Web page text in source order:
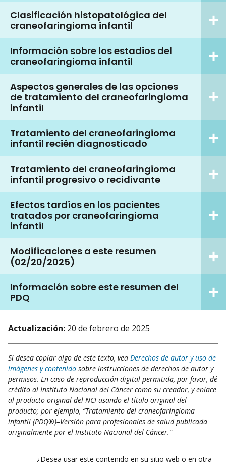
Clasificación histopatológica del
craneofaringioma infantil
Información sobre los estadios del
craneofaringioma infantil
Aspectos generales de las opciones
de tratamiento del craneofaringioma
infantil
Tratamiento del craneofaringioma
infantil recién diagnosticado
Tratamiento del craneofaringioma
infantil progresivo o recidivante
Efectos tardíos en los pacientes
tratados por craneofaringioma
infantil
Modificaciones a este resumen
(02/20/2025)
Información sobre este resumen del
PDQ
Actualización: 20 de febrero de 2025
Si desea copiar algo de este texto, vea Derechos de autor y uso de
imágenes y contenido sobre instrucciones de derechos de autor y
permisos. En caso de reproducción digital permitida, por favor, dé
crédito al Instituto Nacional del Cáncer como su creador, y enlace
al producto original del NCI usando el título original del
producto; por ejemplo, “Tratamiento del craneofaringioma
infantil (PDQ®)–Versión para profesionales de salud publicada
originalmente por el Instituto Nacional del Cáncer.”
¿Desea usar este contenido en su sitio web o en otra